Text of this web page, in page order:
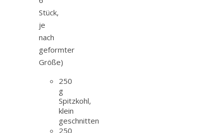
Stück,
je
nach
geformter
Größe)
250
g
Spitzkohl,
klein
geschnitten
250